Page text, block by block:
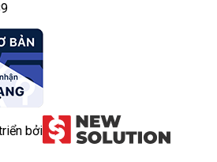
bởi